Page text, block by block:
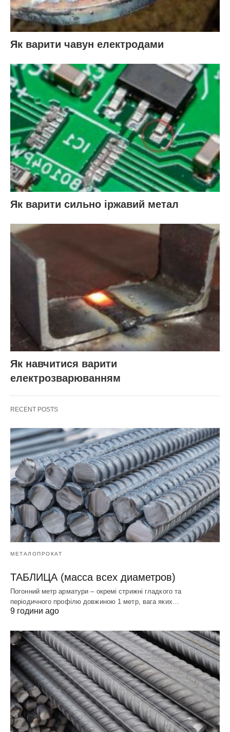
Як варити чавун електродами
Як варити сильно іржавий метал
Як навчитися варити
електрозварюванням
RECENT POSTS
МЕТАЛОПРОКАТ
ТАБЛИЦА (масса всех диаметров)
Погонний метр арматури – окремі стрижні гладкого та
періодичного профілю довжиною 1 метр, вага яких…
9 години ago